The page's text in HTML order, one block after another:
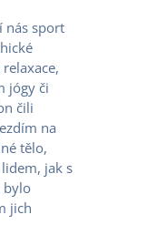
nás sport
jógy či
čili
na
tělo,
jak s
bylo
jich